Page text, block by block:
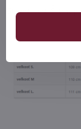
Starostlivosť: Šetrné